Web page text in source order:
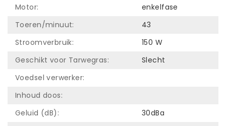
Motor:
enkelfase
Toeren/minuut:
43
Stroomverbruik:
150 W
Geschikt voor Tarwegras:
Slecht
Voedsel verwerker:
Inhoud doos:
Geluid (dB):
30dBa